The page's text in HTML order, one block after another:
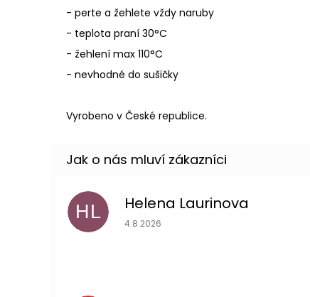
- perte a žehlete vždy naruby
- teplota praní 30°C
- žehlení max 110°C
- nevhodné do sušičky
Vyrobeno v České republice.
HL Helena Laurinova
Hodnocení obchodu je 5 z 5 hvězdiček.
4.8.2026